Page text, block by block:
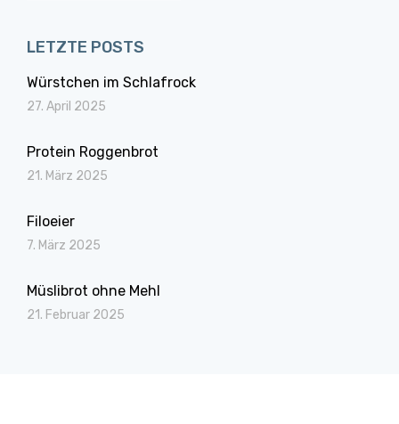
LETZTE POSTS
Würstchen im Schlafrock
27. April 2025
Protein Roggenbrot
21. März 2025
Filoeier
7. März 2025
Müslibrot ohne Mehl
21. Februar 2025